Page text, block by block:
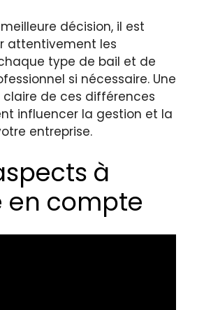
décision, il est
attentivement les
type de bail et de
si nécessaire. Une
de ces différences
influencer la gestion et la
entreprise.
à
en compte